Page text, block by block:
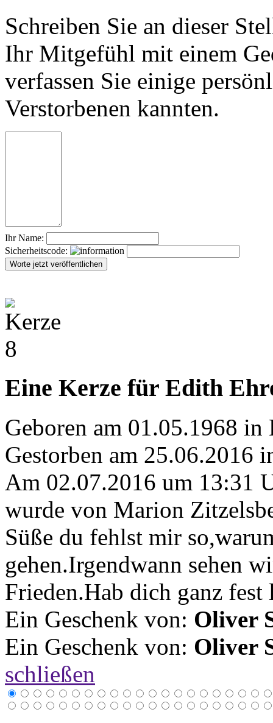
Schreiben Sie an dieser
Ihr Mitgefühl mit einem
verfassen Sie einige
Verstorbenen kannten.
Ihr Name:
Sicherheitscode:
Eine Kerze für Edith
Geboren am 01.05.1968
Gestorben am 25.06.2016
Am 02.07.2016 um 13:31
wurde von Marion
Süße du fehlst mir
gehen.Irgendwann sehen
Frieden.Hab dich ganz fest
Ein Geschenk von: Oliver
Ein Geschenk von: Oliver
schließen